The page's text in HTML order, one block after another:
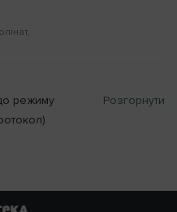
режиму